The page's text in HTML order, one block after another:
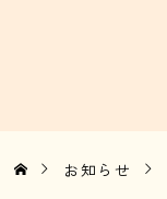
お知らせ